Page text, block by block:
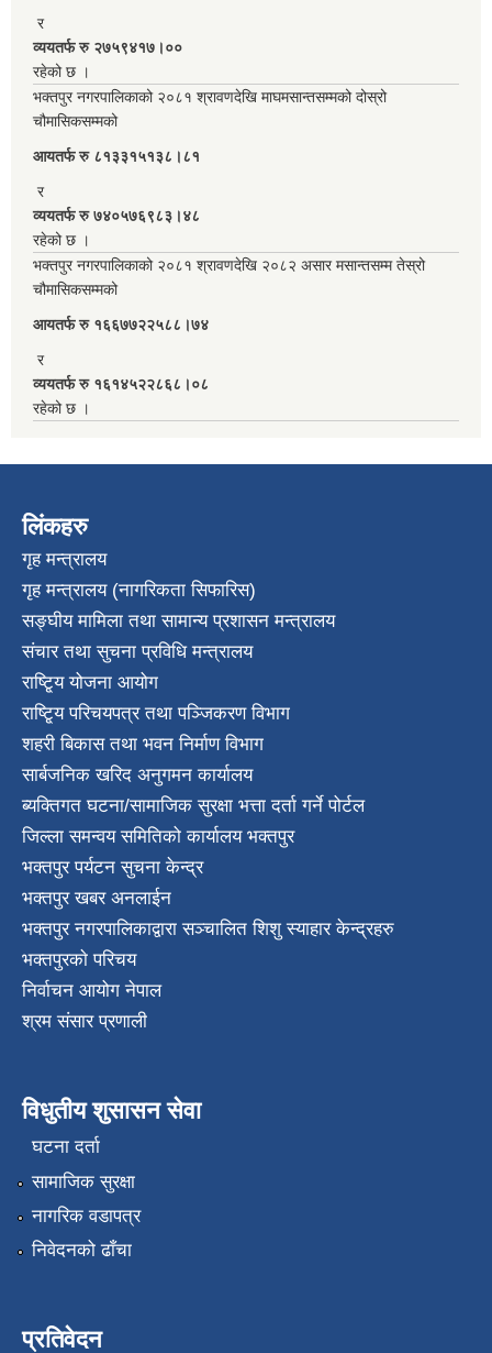
र
व्ययतर्फ रु २७५९४१७।००
रहेको छ ।
भक्तपुर नगरपालिकाको २०८१ श्रावणदेखि माघमसान्तसम्मको दोस्रो
चौमासिकसम्मको
आयतर्फ रु‌ ८१३३१५१३८।८१
र
व्ययतर्फ रु ७४०५७६९८३।४८
रहेको छ ।
भक्तपुर नगरपालिकाको २०८१ श्रावणदेखि २०८२ असार मसान्तसम्म तेस्रो
चौमासिकसम्मको
आयतर्फ रु‌ १६६७७२२५८८।७४
र
व्ययतर्फ रु १६१४५२२८६८।०८
रहेको छ ।
लिंकहरु
गृह मन्त्रालय
गृह मन्त्रालय (नागरिकता सिफारिस)
सङ्घीय मामिला तथा सामान्य प्रशासन मन्त्रालय
संचार तथा सुचना प्रविधि मन्त्रालय
राष्टि्ृय योजना आयोग
राष्टि्ृय परिचयपत्र तथा पञ्जिकरण विभाग
शहरी बिकास तथा भवन निर्माण विभाग
सार्बजनिक खरिद अनुगमन कार्यालय
ब्यक्तिगत घटना/सामाजिक सुरक्षा भत्ता दर्ता गर्ने पोर्टल
जिल्ला समन्वय समितिको कार्यालय भक्तपुर
भक्तपुर पर्यटन सुचना केन्द्र
भक्तपुर खबर अनलाईन
भक्तपुर नगरपालिकाद्वारा सञ्चालित शिशु स्याहार केन्द्रहरु
भक्तपुरकाे परिचय
निर्वाचन आयोग नेपाल
श्रम संसार प्रणाली
विधुतीय शुसासन सेवा
घटना दर्ता
सामाजिक सुरक्षा
नागरिक वडापत्र
निवेदनको ढाँचा
प्रतिवेदन